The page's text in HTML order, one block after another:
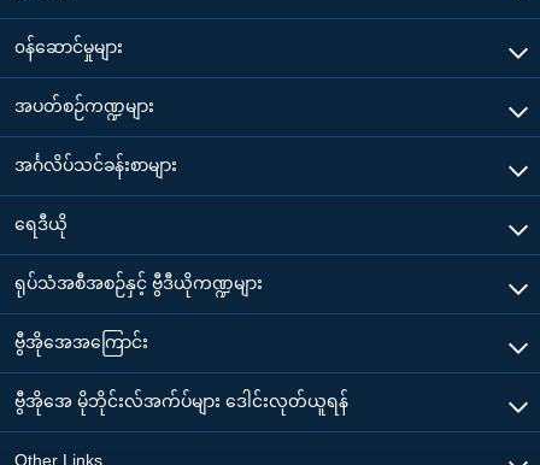
၀န်ဆောင်မှုများ
အပတ်စဉ်ကဏ္ဍများ
အင်္ဂလိပ်သင်ခန်းစာများ
ရေဒီယို
ရုပ်သံအစီအစဉ်နှင့် ဗွီဒီယိုကဏ္ဍများ
ဗွီအိုအေအကြောင်း
ဗွီအိုအေ မိုဘိုင်းလ်အက်ပ်များ ဒေါင်းလုတ်ယူရန်
Other Links